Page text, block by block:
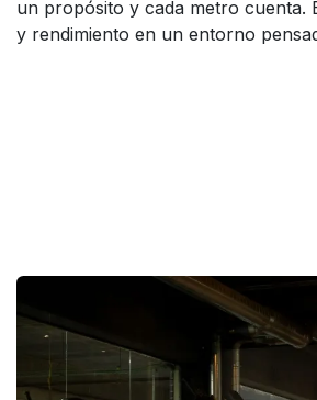
un propósito y cada metro cuenta.
y rendimiento en un entorno